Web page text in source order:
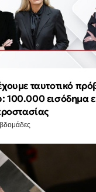
ταυτοτικό
100.000 εισόδημα